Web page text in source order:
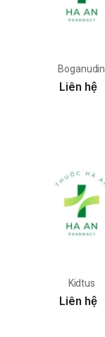
Boganudin
Liên hệ
Kidtus
Liên hệ